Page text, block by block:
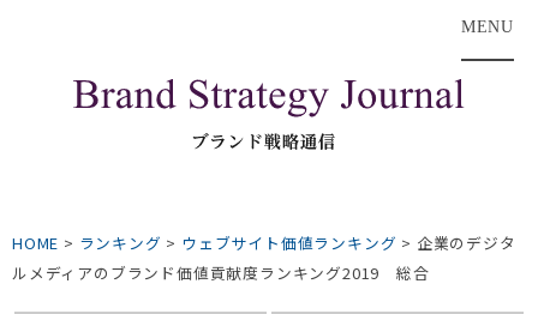
MENU
HOME > ランキング > ウェブサイト価値ランキング > 企業のデジタ
ルメディアのブランド価値貢献度ランキング2019 総合